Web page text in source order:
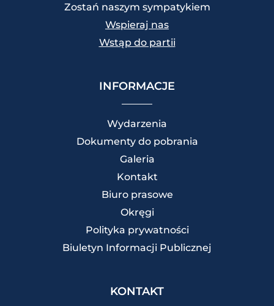
Zostań naszym sympatykiem
Wspieraj nas
Wstąp do partii
INFORMACJE
Wydarzenia
Dokumenty do pobrania
Galeria
Kontakt
Biuro prasowe
Okręgi
Polityka prywatności
Biuletyn Informacji Publicznej
KONTAKT